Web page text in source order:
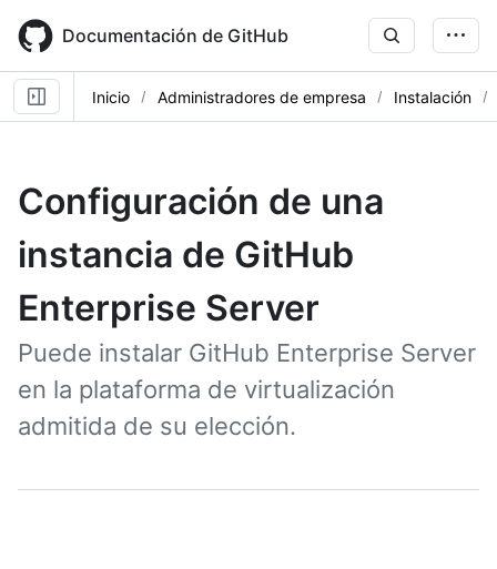
main
content
Documentación de GitHub
Inicio Administradores de empresa Instalación
Configuración de una
instancia de GitHub
Enterprise Server
Puede instalar GitHub Enterprise Server
en la plataforma de virtualización
admitida de su elección.